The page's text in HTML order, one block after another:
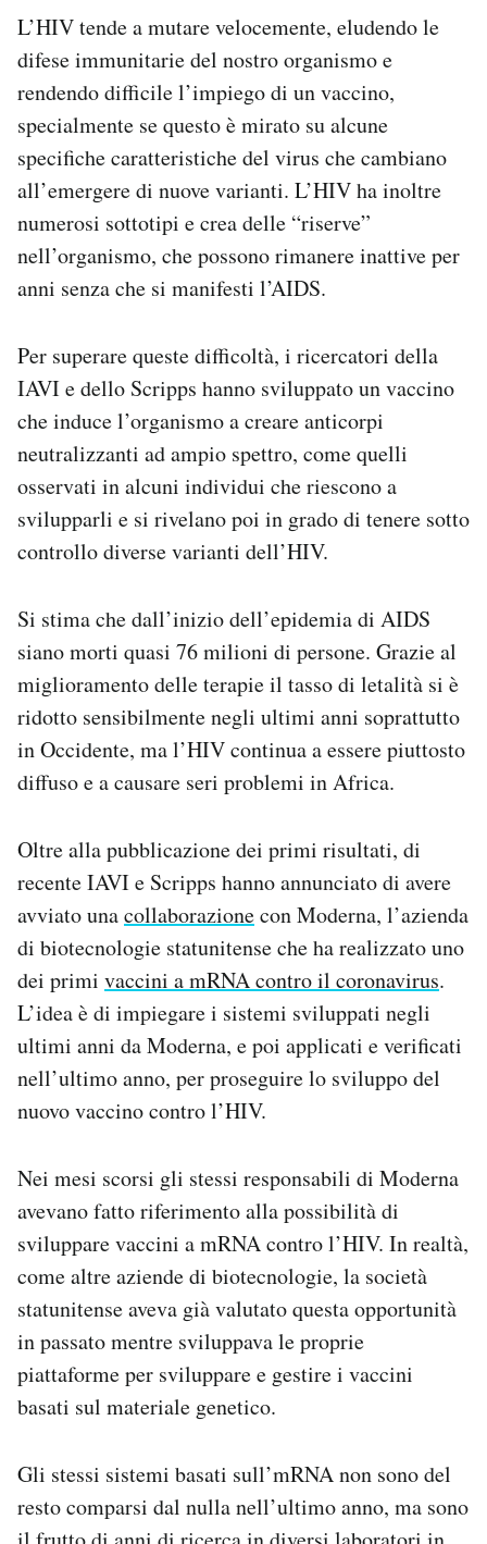
L’HIV tende a mutare velocemente, eludendo le
difese immunitarie del nostro organismo e
rendendo difficile l’impiego di un vaccino,
specialmente se questo è mirato su alcune
specifiche caratteristiche del virus che cambiano
all’emergere di nuove varianti. L’HIV ha inoltre
numerosi sottotipi e crea delle “riserve”
nell’organismo, che possono rimanere inattive per
anni senza che si manifesti l’AIDS.
Per superare queste difficoltà, i ricercatori della
IAVI e dello Scripps hanno sviluppato un vaccino
che induce l’organismo a creare anticorpi
neutralizzanti ad ampio spettro, come quelli
osservati in alcuni individui che riescono a
svilupparli e si rivelano poi in grado di tenere sotto
controllo diverse varianti dell’HIV.
Si stima che dall’inizio dell’epidemia di AIDS
siano morti quasi 76 milioni di persone. Grazie al
miglioramento delle terapie il tasso di letalità si è
ridotto sensibilmente negli ultimi anni soprattutto
in Occidente, ma l’HIV continua a essere piuttosto
diffuso e a causare seri problemi in Africa.
Oltre alla pubblicazione dei primi risultati, di
recente IAVI e Scripps hanno annunciato di avere
avviato unacollaborazionecon Moderna, l’azienda
di biotecnologie statunitense che ha realizzato uno
dei primi vaccini a mRNA contro il coronavirus.
L’idea è di impiegare i sistemi sviluppati negli
ultimi anni da Moderna, e poi applicati e verificati
nell’ultimo anno, per proseguire lo sviluppo del
nuovo vaccino contro l’HIV.
Nei mesi scorsi gli stessi responsabili di Moderna
avevano fatto riferimento alla possibilità di
sviluppare vaccini a mRNA contro l’HIV. In realtà,
come altre aziende di biotecnologie, la società
statunitense aveva già valutato questa opportunità
in passato mentre sviluppava le proprie
piattaforme per sviluppare e gestire i vaccini
basati sul materiale genetico.
Gli stessi sistemi basati sull’mRNA non sono del
resto comparsi dal nulla nell’ultimo anno, ma sono